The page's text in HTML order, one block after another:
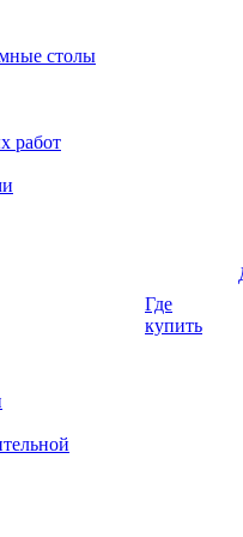
столы
работ
Где
купить